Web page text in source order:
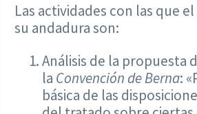
Las actividades con las que
su andadura son:
Análisis de la propuesta
la Convención de Berna:
básica de las